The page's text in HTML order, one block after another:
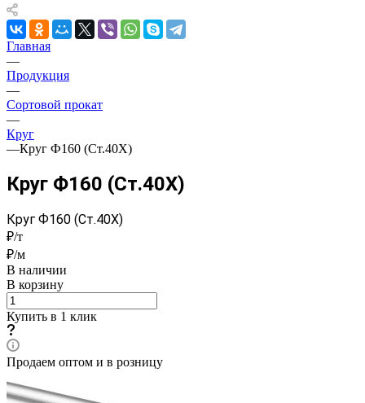
Главная
—
Продукция
—
Сортовой прокат
—
Круг
—Круг Ф160 (Ст.40Х)
Круг Ф160 (Ст.40Х)
Круг Ф160 (Ст.40Х)
₽/т
₽/м
В наличии
В корзину
Купить в 1 клик
Продаем оптом и в розницу